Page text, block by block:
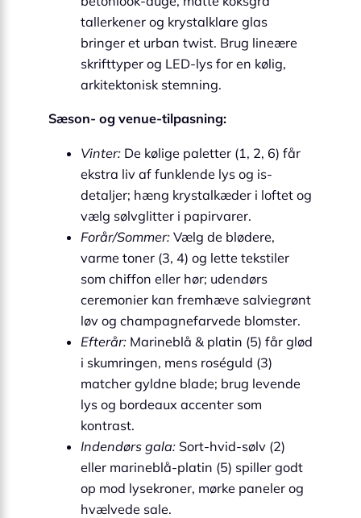
tallerkener og krystalklare glas
bringer et urban twist. Brug lineære
skrifttyper og LED-lys for en kølig,
arkitektonisk stemning.
Sæson- og venue-tilpasning:
Vinter: De kølige paletter (1, 2, 6) får
ekstra liv af funklende lys og is-
detaljer; hæng krystalkæder i loftet og
vælg sølvglitter i papirvarer.
Forår/Sommer: Vælg de blødere,
varme toner (3, 4) og lette tekstiler
som chiffon eller hør; udendørs
ceremonier kan fremhæve salviegrønt
løv og champagnefarvede blomster.
Efterår: Marineblå & platin (5) får glød
i skumringen, mens roséguld (3)
matcher gyldne blade; brug levende
lys og bordeaux accenter som
kontrast.
Indendørs gala: Sort-hvid-sølv (2)
eller marineblå-platin (5) spiller godt
op mod lysekroner, mørke paneler og
hvælvede sale.